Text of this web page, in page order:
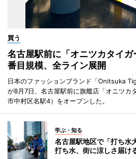
買う
名古屋駅前に「オニツカタイ
番目規模、全ライン展開
日本のファッションブランド「Onitsuka
が8月7日、名古屋駅前に旗艦店「オニツカ
市中村区名駅4）をオープンした。
学ぶ・知る
名古屋駅地区で「打ち
打ち水、街に涼しさ届け